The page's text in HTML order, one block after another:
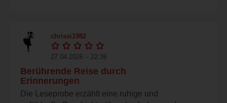
chrissi1982
27.04.2026 – 22:36
Berührende Reise durch
Erinnerungen
Die Leseprobe erzählt eine ruhige und